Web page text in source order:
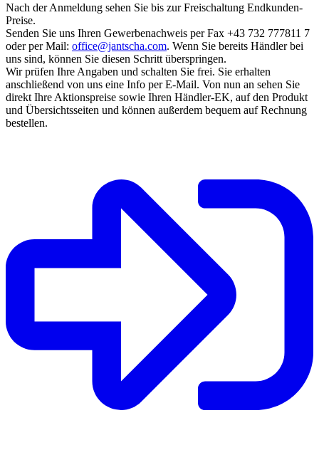
Nach der Anmeldung sehen Sie bis zur Freischaltung Endkunden-
Preise.
Senden Sie uns Ihren Gewerbenachweis per Fax +43 732 777811 7
oder per Mail: office@jantscha.com. Wenn Sie bereits Händler bei
uns sind, können Sie diesen Schritt überspringen.
Wir prüfen Ihre Angaben und schalten Sie frei. Sie erhalten
anschließend von uns eine Info per E-Mail. Von nun an sehen Sie
direkt Ihre Aktionspreise sowie Ihren Händler-EK, auf den Produkt
und Übersichtsseiten und können außerdem bequem auf Rechnung
bestellen.